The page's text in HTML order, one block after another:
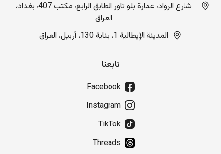
شارع الرواد، عمارة بلو تاور الطابق الرابع، مكتب 407، بغداد،
العراق
المدينة الإيطالية 1، بناية 130، أربيل، العراق
تابعنا
Facebook
Instagram
TikTok
Threads